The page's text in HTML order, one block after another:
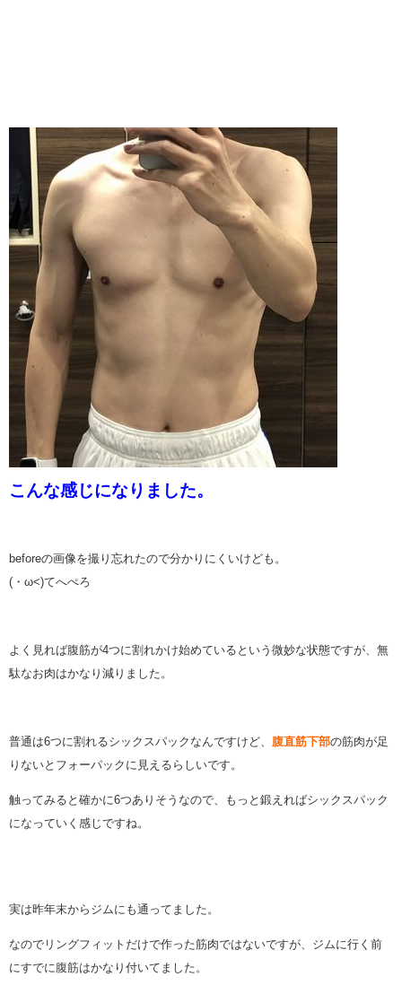
こんな感じになりました。
beforeの画像を撮り忘れたので分かりにくいけども。
(・ω<)てへぺろ
よく見れば腹筋が4つに割れかけ始めているという微妙な状態ですが、無
駄なお肉はかなり減りました。
普通は6つに割れるシックスパックなんですけど、 腹直筋下部の筋肉が足
りないとフォーパックに見えるらしいです。
触ってみると確かに6つありそうなので、もっと鍛えればシックスパック
になっていく感じですね。
実は昨年末からジムにも通ってました。
なのでリングフィットだけで作った筋肉ではないですが、ジムに行く前
にすでに腹筋はかなり付いてました。